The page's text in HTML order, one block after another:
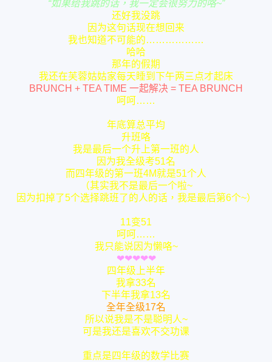
“如果给我跳的话，我一定会很努力的咯~”
还好我没跳
因为这句话现在想回来
我也知道不可能的………………
哈哈
那年的假期
我还在芙蓉姑姑家每天睡到下午两三点才起床
BRUNCH + TEA TIME 一起解决 = TEA BRUNCH
呵呵……
年底算总平均
升班咯
我是最后一个升上第一班的人
因为我全级考51名
而四年级的第一班4M就是51个人
（其实我不是最后一个啦~
因为扣掉了5个选择跳班了的人的话，我是最后第6个~）
11变51
呵呵……
我只能说因为懒咯~
❤❤❤❤❤
四年级上半年
我拿33名
下半年我拿13名
全年全级17名
所以说我是不是聪明人~
可是我还是喜欢不交功课
重点是四年级的数学比赛